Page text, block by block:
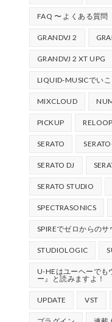
FAQ 〜 よくある質問
GRANDVJ 2
GRANDVJ 2 XT UPG
LIQUID-MUSICでいこ
MIXCLOUD
PICKUP RELOOP
SERATO
SERATO DJ
SERATO STUDIO
SPECTRASONICS
SPIREでゼロからの
STUDIOLOGIC
U-HEはユーヘーでも
ー』と読みますよ！
UPDATE VST